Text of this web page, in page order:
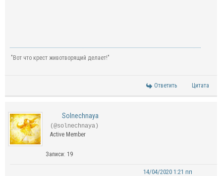
"Вот что крест животворящий делает!"
Ответить Цитата
Solnechnaya
(@solnechnaya)
Active Member
Записи: 19
14/04/2020 1:21 пп